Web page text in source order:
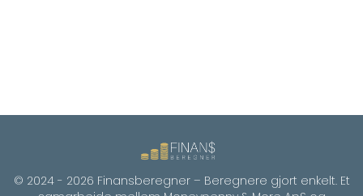
© 2024 - 2026 Finansberegner – Beregnere gjort enkelt. Et